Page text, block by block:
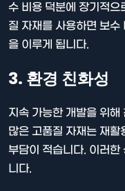
수 비용 덕분에 장기적으
질 자재를 사용하면 보
을 이루게 됩니다.
3. 환경 친화성
지속 가능한 개발을 위
많은 고품질 자재는 재
부담이 적습니다. 이러한
니다.